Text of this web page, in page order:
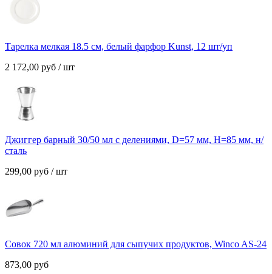
Тарелка мелкая 18.5 см, белый фарфор Kunst, 12 шт/уп
2 172,00 руб / шт
Джиггер барный 30/50 мл с делениями, D=57 мм, H=85 мм, н/
сталь
299,00 руб / шт
Совок 720 мл алюминий для сыпучих продуктов, Winco AS-24
873,00 руб